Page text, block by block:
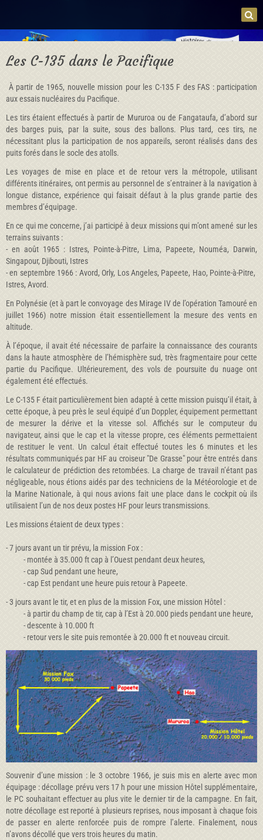
Les C-135 dans le Pacifique
À partir de 1965, nouvelle mission pour les C-135 F des FAS : participation
aux essais nucléaires du Pacifique.
Les tirs étaient effectués à partir de Mururoa ou de Fangataufa, d’abord sur
des barges puis, par la suite, sous des ballons. Plus tard, ces tirs, ne
nécessitant plus la participation de nos appareils, seront réalisés dans des
puits forés dans le socle des atolls.
Les voyages de mise en place et de retour vers la métropole, utilisant
différents itinéraires, ont permis au personnel de s’entrainer à la navigation à
longue distance, expérience qui faisait défaut à la plus grande partie des
membres d’équipage.
En ce qui me concerne, j’ai participé à deux missions qui m’ont amené sur les
terrains suivants :
- en août 1965 : Istres, Pointe-à-Pitre, Lima, Papeete, Nouméa, Darwin,
Singapour, Djibouti, Istres
- en septembre 1966 : Avord, Orly, Los Angeles, Papeete, Hao, Pointe-à-Pitre,
Istres, Avord.
En Polynésie (et à part le convoyage des Mirage IV de l’opération Tamouré en
juillet 1966) notre mission était essentiellement la mesure des vents en
altitude.
À l’époque, il avait été nécessaire de parfaire la connaissance des courants
dans la haute atmosphère de l’hémisphère sud, très fragmentaire pour cette
partie du Pacifique. Ultérieurement, des vols de poursuite du nuage ont
également été effectués.
Le C-135 F était particulièrement bien adapté à cette mission puisqu’il était, à
cette époque, à peu près le seul équipé d’un Doppler, équipement permettant
de mesurer la dérive et la vitesse sol. Affichés sur le computeur du
navigateur, ainsi que le cap et la vitesse propre, ces éléments permettaient
de restituer le vent. Un calcul était effectué toutes les 6 minutes et les
résultats communiqués par HF au croiseur "De Grasse" pour être entrés dans
le calculateur de prédiction des retombées. La charge de travail n’étant pas
négligeable, nous étions aidés par des techniciens de la Météorologie et de
la Marine Nationale, à qui nous avions fait une place dans le cockpit où ils
utilisaient l’un de nos deux postes HF pour leurs transmissions.
Les missions étaient de deux types :
- 7 jours avant un tir prévu, la mission Fox :
- montée à 35.000 ft cap à l’Ouest pendant deux heures,
- cap Sud pendant une heure,
- cap Est pendant une heure puis retour à Papeete.
- 3 jours avant le tir, et en plus de la mission Fox, une mission Hôtel :
- à partir du champ de tir, cap à l’Est à 20.000 pieds pendant une heure,
- descente à 10.000 ft
- retour vers le site puis remontée à 20.000 ft et nouveau circuit.
Souvenir d’une mission : le 3 octobre 1966, je suis mis en alerte avec mon
équipage : décollage prévu vers 17 h pour une mission Hôtel supplémentaire,
le PC souhaitant effectuer au plus vite le dernier tir de la campagne. En fait,
notre décollage est reporté à plusieurs reprises, nous imposant à chaque fois
de passer en alerte renforcée puis de rompre l’alerte. Finalement, nous
n’avons décollé que vers trois heures du matin.